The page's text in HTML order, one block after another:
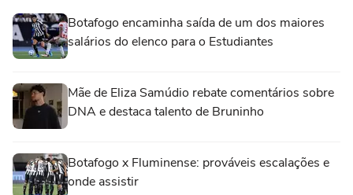
Botafogo encaminha saída de um dos maiores
salários do elenco para o Estudiantes
Mãe de Eliza Samúdio rebate comentários sobre
DNA e destaca talento de Bruninho
Botafogo x Fluminense: prováveis escalações e
onde assistir